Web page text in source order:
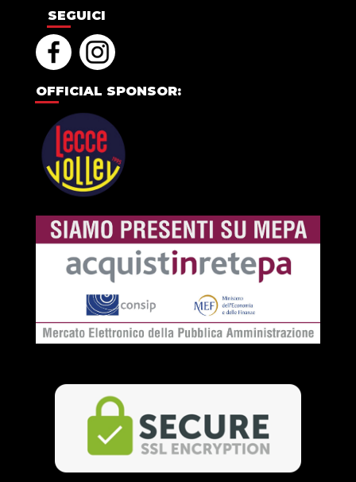
SEGUICI
OFFICIAL SPONSOR: